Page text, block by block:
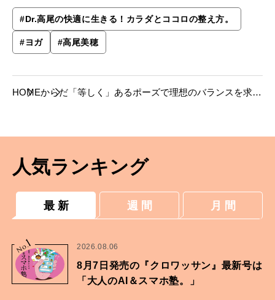
#Dr.高尾の快適に生きる！カラダとココロの整え方。
#ヨガ #高尾美穂
HOMEからだ 「等しく」あるポーズで理想のバランスを求め
人気ランキング
最 新 週 間 月 間
No.
1 2026.08.06
8月7日発売の『クロワッサン』最新号は
「大人のAI＆スマホ塾。」